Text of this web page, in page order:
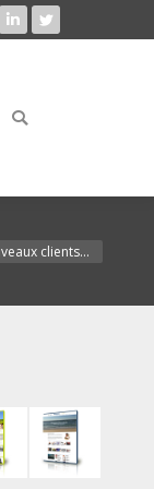
LinkedInTwitter
Search:
clients…